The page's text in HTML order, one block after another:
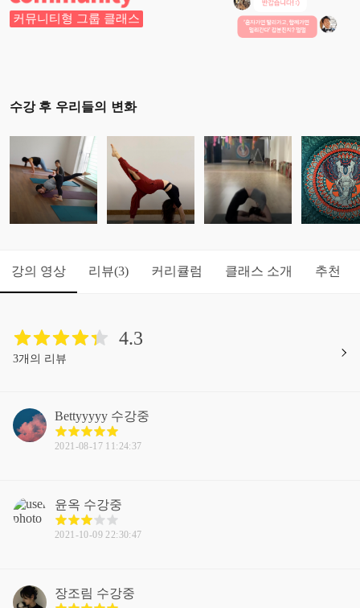
커뮤니티형 그룹 클래스
수강 후 우리들의 변화
강의 영상 리뷰(3) 커리큘럼 클래스 소개 추천
4.3
3개의 리뷰
Bettyyyyy 수강중
2021-08-17 11:24:37
윤옥 수강중
2021-10-09 22:30:47
장조림 수강중